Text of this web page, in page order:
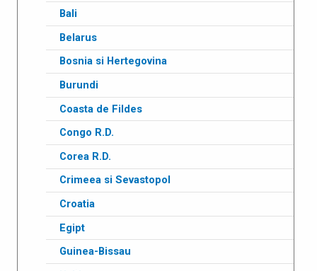
Bali
Belarus
Bosnia si Hertegovina
Burundi
Coasta de Fildes
Congo R.D.
Corea R.D.
Crimeea si Sevastopol
Croatia
Egipt
Guinea-Bissau